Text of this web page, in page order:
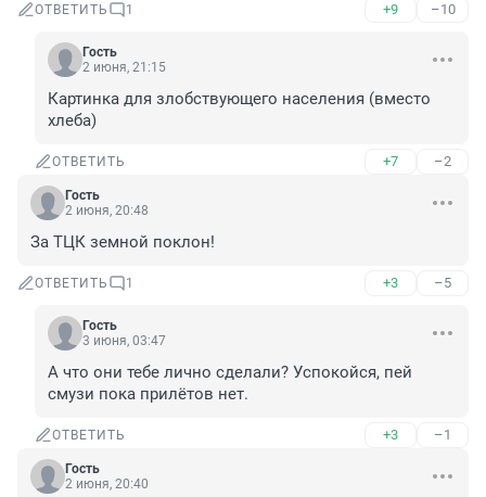
ОТВЕТИТЬ 1 +9 –10
Гость
2 июня, 21:15
Картинка для злобствующего населения (вместо
хлеба)
ОТВЕТИТЬ +7 –2
Гость
2 июня, 20:48
За ТЦК земной поклон!
ОТВЕТИТЬ 1 +3 –5
Гость
3 июня, 03:47
А что они тебе лично сделали? Успокойся, пей
смузи пока прилётов нет.
ОТВЕТИТЬ +3 –1
Гость
2 июня, 20:40